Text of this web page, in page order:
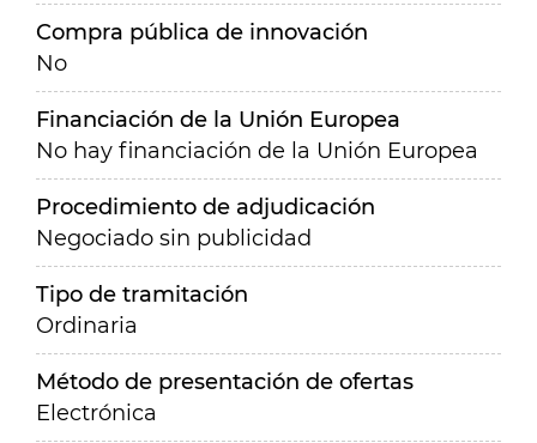
Compra pública de innovación
No
Financiación de la Unión Europea
No hay financiación de la Unión Europea
Procedimiento de adjudicación
Negociado sin publicidad
Tipo de tramitación
Ordinaria
Método de presentación de ofertas
Electrónica